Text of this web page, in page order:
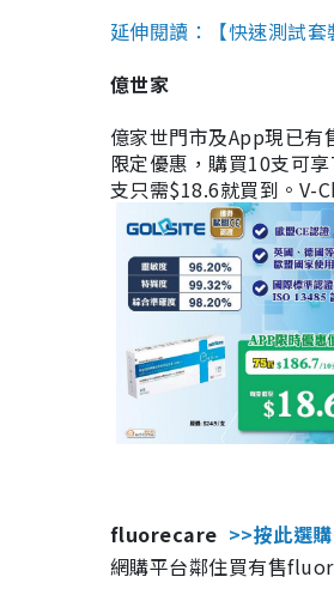
延伸閱讀：【快速測試
億世家
億家世門市及App現已
限定優惠，購買10支可
支只需$18.6就買到。V-
fluorecare >>按此選
網購平台鄰住買有售